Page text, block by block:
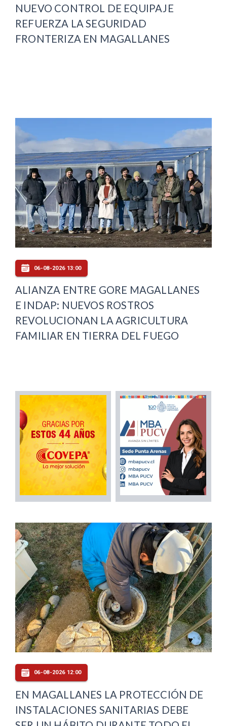
NUEVO CONTROL DE EQUIPAJE
REFUERZA LA SEGURIDAD
FRONTERIZA EN MAGALLANES
06-08-2026 13:00
ALIANZA ENTRE GORE MAGALLANES
E INDAP: NUEVOS ROSTROS
REVOLUCIONAN LA AGRICULTURA
FAMILIAR EN TIERRA DEL FUEGO
06-08-2026 12:00
EN MAGALLANES LA PROTECCIÓN DE
INSTALACIONES SANITARIAS DEBE